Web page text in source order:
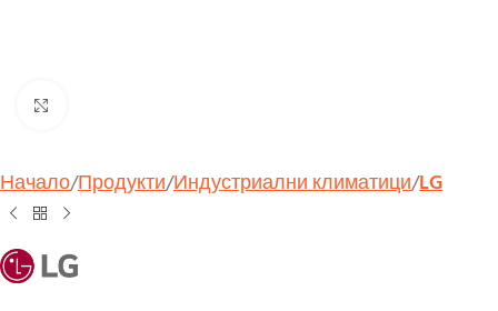
Начало Продукти Индустриални климатици LG